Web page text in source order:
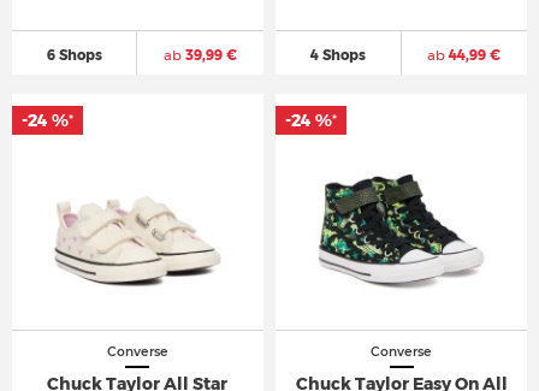
6 Shops ab39,99 € 4 Shops ab 44,99 €
Converse
Chuck Taylor All Star
-24 %*
Converse
Chuck Taylor Easy On All
-24 %*